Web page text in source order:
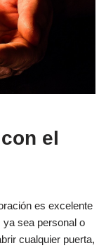
el
es excelente
ya sea personal o
cualquier puerta,